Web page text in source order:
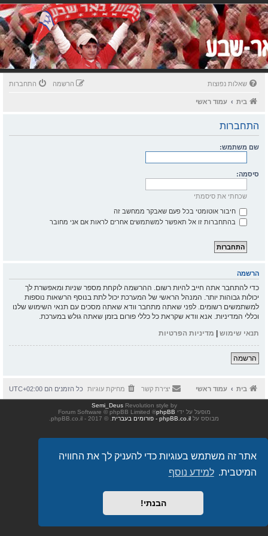
אתר זה משתמש בעוגיות כדי להעניק לך את החוויה
המיטבית. למידע נוסף
הבנתי!
שאלות נפוצות התחברות הרשמה
בית עמוד ראשי
התחברות
שם משתמש:
סיסמה:
שכחתי את סיסמתי
חיבור אוטומטי בכל פעם שאבקר ממחשב זה
בהתחברות זו אל תאפשר למשתמשים אחרים לראות אם אני מחובר
הרשמה
כדי להתחבר אתה חייב להיות רשום. ההרשמה לוקחת מספר שניות ומאפשרת לך
יכולות גבוהות יותר. המנהל הראשי של המערכת יכול לתת בנוסף הרשאות נוספות
למשתמשים רשומים. לפני שאתה מתחבר וודא שאתה מסכים עם תנאי השימוש שלנו
וכללי המדיניות. אנא וודא שקראת כל כללי פורום בזמן שאתה גולש במערכת.
תנאי שימוש | מדיניות הפרטיות
הרשמה
בית עמוד ראשי כל הזמנים הם UTC+02:00 מחיקת עוגיות יצירת קשר
Revolution style by
Semi_Deus
מופעל על ידי phpBB
® Forum Software © phpBB Limited
מבוסס על phpBB.co.il - פורומים בעברית . © 2017 - phpBB.co.il.